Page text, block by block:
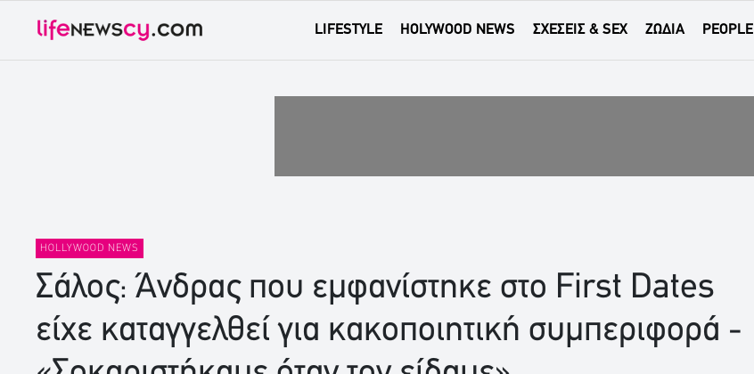
LIFESTYLE HOLYWOOD NEWS ΣΧΕΣΕΙΣ & SEX ΖΩΔΙΑ PEOPLE
HOLLYWOOD NEWS
Σάλος: Άνδρας που εμφανίστηκε στο First Dates
είχε καταγγελθεί για κακοποιητική συμπεριφορά -